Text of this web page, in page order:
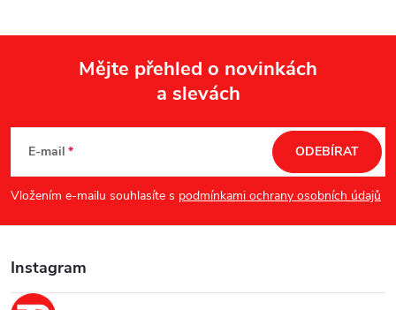
p
a
t
Mějte přehled o novinkách
a slevách
E-mail
Vložením e-mailu souhlasíte s podmínkami ochrany osobních údajů
ODEBÍRAT
Instagram